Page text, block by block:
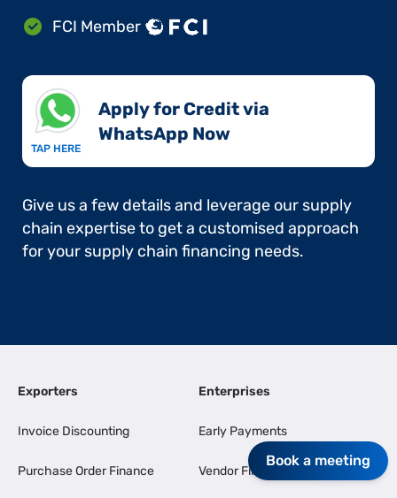
FCI Member
TAP HERE
Apply for Credit via
WhatsApp Now​
Give us a few details and leverage our supply
chain expertise to get a customised approach
for your supply chain financing needs.
Exporters
Invoice Discounting
Purchase Order Finance
Enterprises
Early Payments
Vendor Finance
Book a meeting